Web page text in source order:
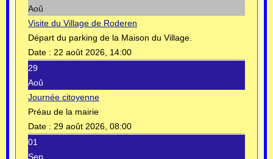
Aoû
Visite du Village de Roderen
Départ du parking de la Maison du Village.
Date : 22 août 2026, 14:00
29
Aoû
Journée citoyenne
Préau de la mairie
Date : 29 août 2026, 08:00
01
Sep